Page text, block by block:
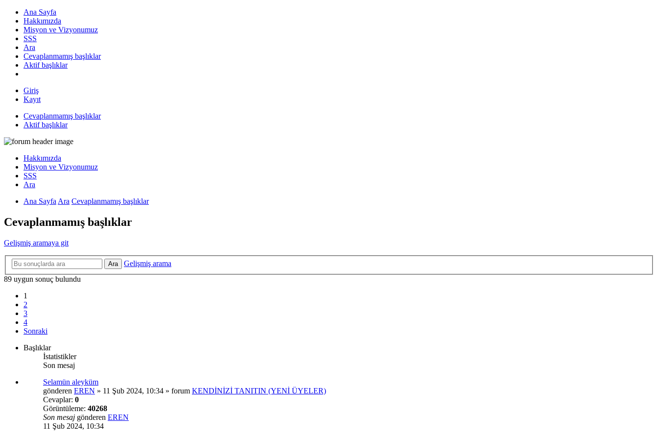
Ana Sayfa
Hakkımızda
Misyon ve Vizyonumuz
SSS
Ara
Cevaplanmamış başlıklar
Aktif başlıklar
Giriş
Kayıt
Cevaplanmamış başlıklar
Aktif başlıklar
Hakkımızda
Misyon ve Vizyonumuz
SSS
Ara
Ana Sayfa Ara Cevaplanmamış başlıklar
Cevaplanmamış başlıklar
Gelişmiş aramaya git
Ara
Gelişmiş arama
89 uygun sonuç bulundu
1
2
3
4
Sonraki
Başlıklar
İstatistikler
Son mesaj
Selamün aleyküm
gönderen EREN » 11 Şub 2024, 10:34 » forum KENDİNİZİ TANITIN (YENİ ÜYELER)
Cevaplar: 0
Görüntüleme: 40268
Son mesaj gönderen EREN
11 Şub 2024, 10:34